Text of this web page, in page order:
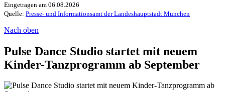
Eingetragen am 06.08.2026
Quelle: Presse- und Informationsamt der Landeshauptstadt München
Nach oben
Pulse Dance Studio startet mit neuem
Kinder-Tanzprogramm ab September